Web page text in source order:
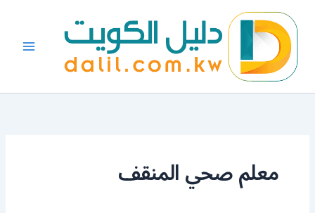
المحتوى
معلم صحي المنقف